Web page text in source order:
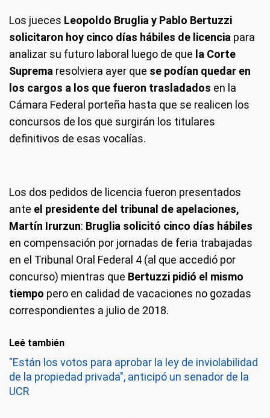
Los jueces Leopoldo Bruglia y Pablo Bertuzzi
solicitaron hoy cinco días hábiles de licencia para
analizar su futuro laboral luego de que la Corte
Suprema resolviera ayer que se podían quedar en
los cargos a los que fueron trasladados en la
Cámara Federal porteña hasta que se realicen los
concursos de los que surgirán los titulares
definitivos de esas vocalías.
Los dos pedidos de licencia fueron presentados
ante el presidente del tribunal de apelaciones,
Martín Irurzun: Bruglia solicitó cinco días hábiles
en compensación por jornadas de feria trabajadas
en el Tribunal Oral Federal 4 (al que accedió por
concurso) mientras que Bertuzzi pidió el mismo
tiempo pero en calidad de vacaciones no gozadas
correspondientes a julio de 2018.
Leé también
"Están los votos para aprobar la ley de inviolabilidad
de la propiedad privada", anticipó un senador de la
UCR